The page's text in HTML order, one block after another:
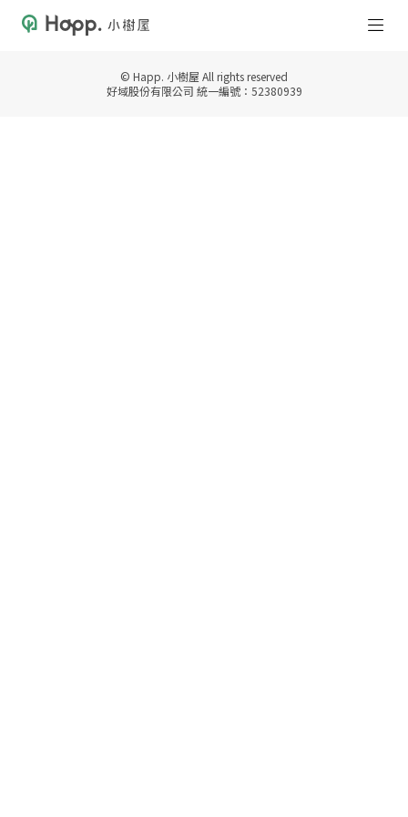
© Happ. 小樹屋 All rights reserved
好域股份有限公司 統一編號：52380939